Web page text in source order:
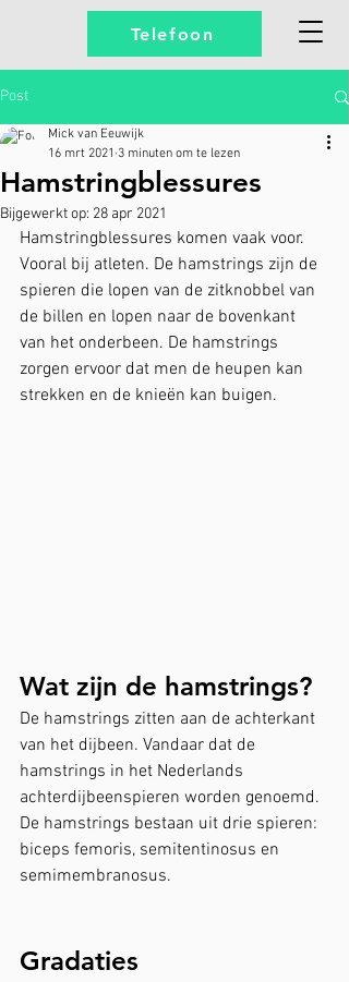
Telefoon
Post
Hamstringblessures
Mick van Eeuwijk
16 mrt 2021 3 minuten om te lezen
Bijgewerkt op: 28 apr 2021
Hamstringblessures komen vaak voor.
Vooral bij atleten. De hamstrings zijn de
spieren die lopen van de zitknobbel van
de billen en lopen naar de bovenkant
van het onderbeen. De hamstrings
zorgen ervoor dat men de heupen kan
strekken en de knieën kan buigen.
Wat zijn de hamstrings?
De hamstrings zitten aan de achterkant
van het dijbeen. Vandaar dat de
hamstrings in het Nederlands
achterdijbeenspieren worden genoemd.
De hamstrings bestaan uit drie spieren:
biceps femoris, semitentinosus en
semimembranosus.
Gradaties